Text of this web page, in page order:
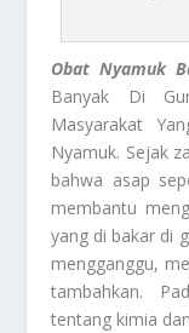
Obat Nyamuk
Banyak Di
Masyarakat
Nyamuk. Sejak
bahwa asap
membantu
yang di bakar di
mengganggu,
tambahkan.
tentang kimia